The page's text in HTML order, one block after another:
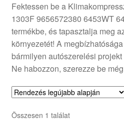
Fektessen be a
1303F 9656572380 6453WT
termékbe, és tapasztalja meg
környezetét! A
bármilyen autószerelési
Ne habozzon, szerezze be
Összesen 1 találat